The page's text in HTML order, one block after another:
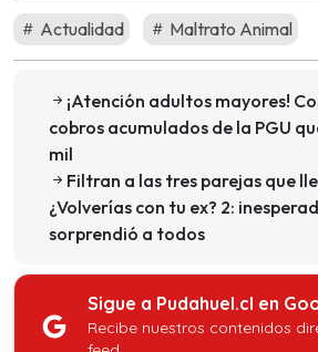
Actualidad Maltrato Animal
¡Atención adultos mayores!
cobros acumulados de la PGU
mil
Filtran a las tres parejas que
¿Volverías con tu ex? 2:
sorprendió a todos
Sigue a Pudahuel.cl en
Recibe nuestros contenidos